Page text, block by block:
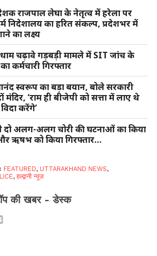
राजपाल लेघा के नेतृत्व में हरेला पर
निदेशालय का हरित संकल्प, प्रदेशभर में
का लक्ष्य
धाम चढ़ावे गड़बड़ी मामले में SIT जांच के
कर्मचारी गिरफ्तार
आनंद स्वरूप का बड़ा बयान, बोले सरकारी
मंदिर, ‘राम ही बीजेपी को सत्ता में लाए थे
करेंगे’
दो अलग-अलग चोरी की घटनाओं का किया
ऋषभ को किया गिरफ्तार…
FEATURED, UTTARAKHAND NEWS,
,हल्द्वानी न्यूज़
की खबर - डेस्क